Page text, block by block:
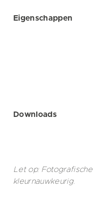
Eigenschappen
Downloads
Let op:
kleurnauwkeurig.